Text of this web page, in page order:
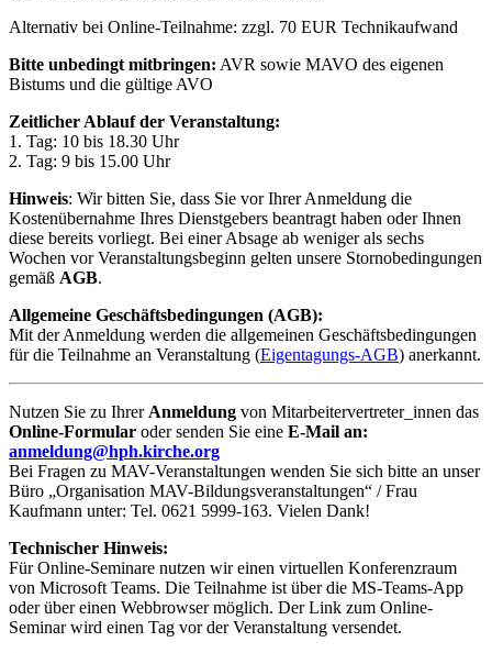
Alternativ bei Online-Teilnahme: zzgl. 70 EUR Technikaufwand
Bitte unbedingt mitbringen: AVR sowie MAVO des eigenen
Bistums und die gültige AVO
Zeitlicher Ablauf der Veranstaltung:
1. Tag: 10 bis 18.30 Uhr
2. Tag: 9 bis 15.00 Uhr
Hinweis: Wir bitten Sie, dass Sie vor Ihrer Anmeldung die
Kostenübernahme Ihres Dienstgebers beantragt haben oder Ihnen
diese bereits vorliegt. Bei einer Absage ab weniger als sechs
Wochen vor Veranstaltungsbeginn gelten unsere Stornobedingungen
gemäß AGB.
Allgemeine Geschäftsbedingungen (AGB):
Mit der Anmeldung werden die allgemeinen Geschäftsbedingungen
für die Teilnahme an Veranstaltung (Eigentagungs-AGB) anerkannt.
Nutzen Sie zu Ihrer Anmeldung von Mitarbeitervertreter_innen das
Online-Formular oder senden Sie eine E-Mail an:
anmeldung@hph.kirche.org
Bei Fragen zu MAV-Veranstaltungen wenden Sie sich bitte an unser
Büro „Organisation MAV-Bildungsveranstaltungen“ / Frau
Kaufmann unter: Tel. 0621 5999-163. Vielen Dank!
Technischer Hinweis:
Für Online-Seminare nutzen wir einen virtuellen Konferenzraum
von Microsoft Teams. Die Teilnahme ist über die MS-Teams-App
oder über einen Webbrowser möglich. Der Link zum Online-
Seminar wird einen Tag vor der Veranstaltung versendet.